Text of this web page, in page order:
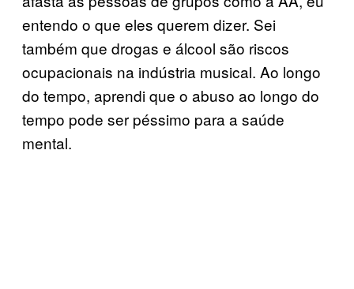
entendo o que eles querem dizer. Sei
também que drogas e álcool são riscos
ocupacionais na indústria musical. Ao longo
do tempo, aprendi que o abuso ao longo do
tempo pode ser péssimo para a saúde
mental.